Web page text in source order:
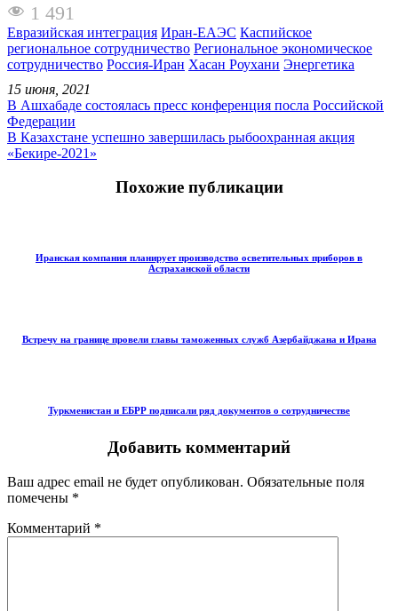
1 491
Евразийская интеграция Иран-ЕАЭС Каспийское
региональное сотрудничество Региональное экономическое
сотрудничество Россия-Иран Хасан Роухани Энергетика
15 июня, 2021
В Ашхабаде состоялась пресс конференция посла Российской
Федерации
В Казахстане успешно завершилась рыбоохранная акция
«Бекире-2021»
Похожие публикации
Иранская компания планирует производство осветительных приборов в
Астраханской области
Встречу на границе провели главы таможенных служб Азербайджана и Ирана
Туркменистан и ЕБРР подписали ряд документов о сотрудничестве
Добавить комментарий
Ваш адрес email не будет опубликован. Обязательные поля
помечены *
Комментарий *